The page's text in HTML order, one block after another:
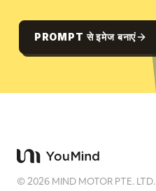
PROMPT से इमेज बनाएं
©2026 MIND MOTOR PTE. LTD.